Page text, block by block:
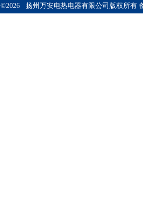
©2026 扬州万安电热电器有限公司版权所有